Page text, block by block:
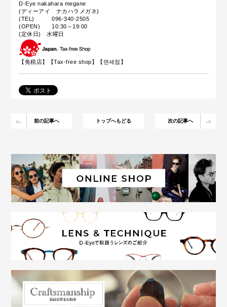
D-Eye nakahara megane
(ディーアイ ナカハラメガネ)
(TEL) 096-340-2505
(OPEN) 10:30～19:00
(定休日) 水曜日
【免税店】【Tax-free shop 】【면세점】
前の記事へ トップへもどる 次の記事へ